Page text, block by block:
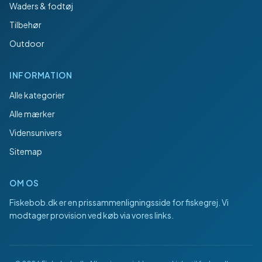
Waders & fodtøj
Tilbehør
Outdoor
INFORMATION
Alle kategorier
Alle mærker
Vidensunivers
Sitemap
OM OS
Fiskebob.dker en prissammenligningsside for fiskegrej. Vi
modtager provision ved køb via vores links.